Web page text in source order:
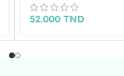
52.000 TND